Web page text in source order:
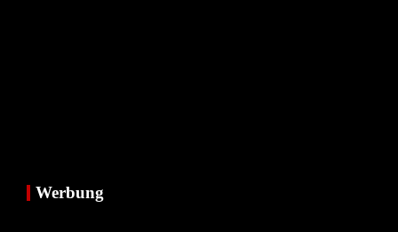
Werbung